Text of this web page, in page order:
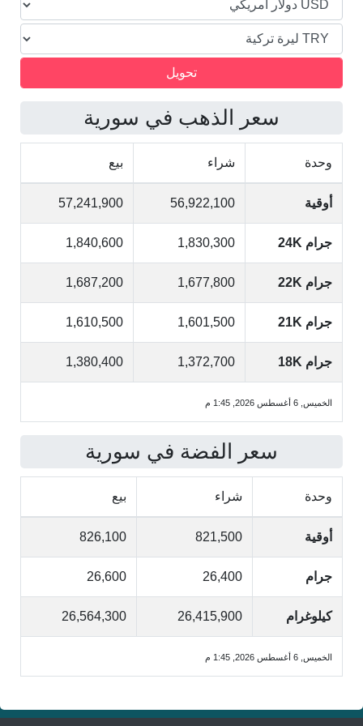
سعر الذهب في سورية
وحدة شراء بيع
أوقية 56,922,100
57,241,900
جرام 24K 1,830,300
1,840,600
جرام 22K 1,677,800
1,687,200
جرام 21K 1,601,500
1,610,500
جرام 18K 1,372,700
1,380,400
الخميس, 6 أغسطس 2026, 1:45 م
سعر الفضة في سورية
وحدة شراء بيع
أوقية 821,500
826,100
جرام 26,400
26,600
كيلوغرام 26,415,900
26,564,300
الخميس, 6 أغسطس 2026, 1:45 م